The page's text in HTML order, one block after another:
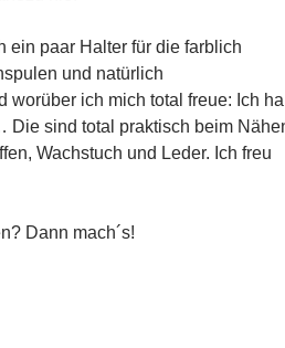
ein paar Halter für die farblich
und natürlich
worüber ich mich total freue: Ich
Die sind total praktisch beim
Wachstuch und Leder. Ich freu
Dann mach´s!